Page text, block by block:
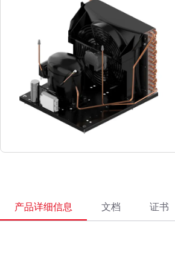
产品详细信息 文档 证书